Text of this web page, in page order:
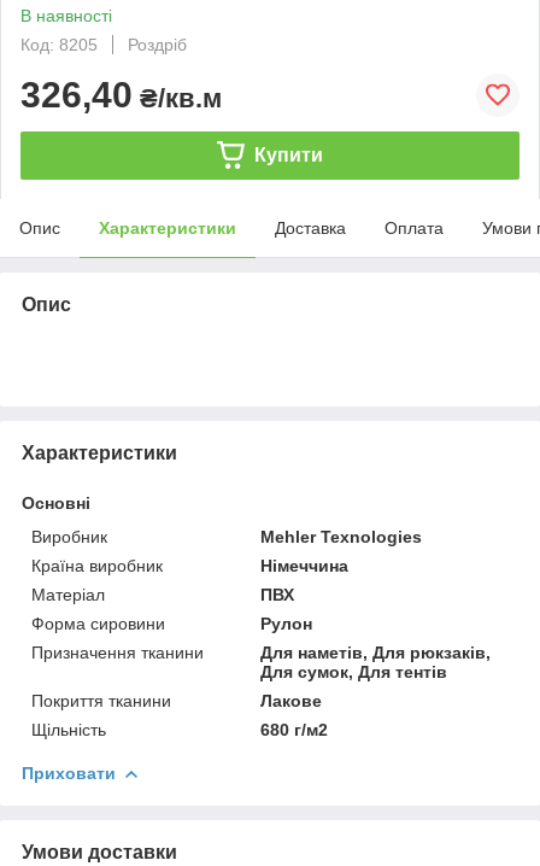
В наявності
Код: 8205
Роздріб
326,40 ₴/кв.м
Купити
Опис Характеристики Доставка Оплата Умови
Опис
Характеристики
Основні
Виробник
Mehler Texnologies
Країна виробник
Німеччина
Матеріал
ПВХ
Форма сировини
Рулон
Призначення тканини
Для наметів, Для рюкзаків,
Для сумок, Для тентів
Покриття тканини
Лакове
Щільність
680 г/м2
Приховати
Умови доставки